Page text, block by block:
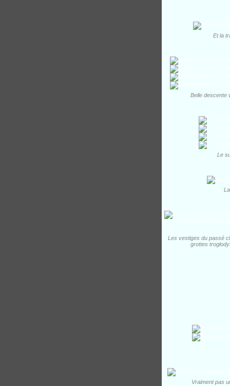
Et la
Belle descente
Le
Les vestiges du passé
grottes
Vraiment pas